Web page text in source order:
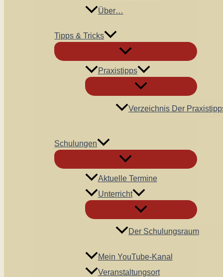
Über…
Tipps & Tricks
Praxistipps
Verzeichnis Der
Schulungen
Aktuelle Termine
Unterricht
Der Schulungsraum
Mein YouTube-Kanal
Veranstaltungsort